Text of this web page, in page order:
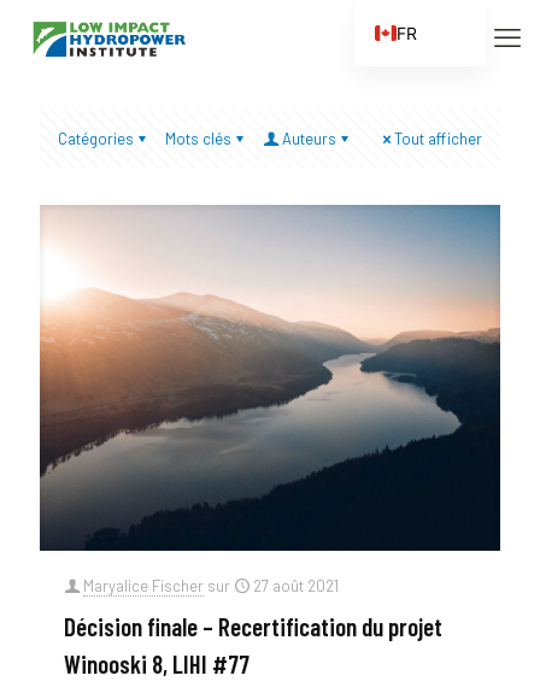
Catégories Mots clés Auteurs Tout afficher
Maryalice Fischer sur 27 août 2021
Décision finale – Recertification du projet
Winooski 8, LIHI #77
FR